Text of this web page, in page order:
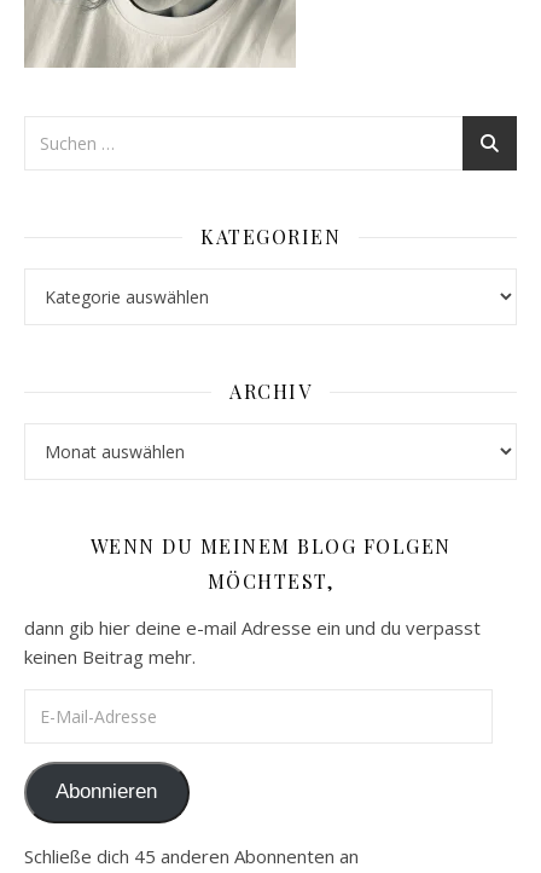
KATEGORIEN
ARCHIV
WENN DU MEINEM BLOG FOLGEN
MÖCHTEST,
dann gib hier deine e-mail Adresse ein und du verpasst
keinen Beitrag mehr.
Abonnieren
Schließe dich 45 anderen Abonnenten an